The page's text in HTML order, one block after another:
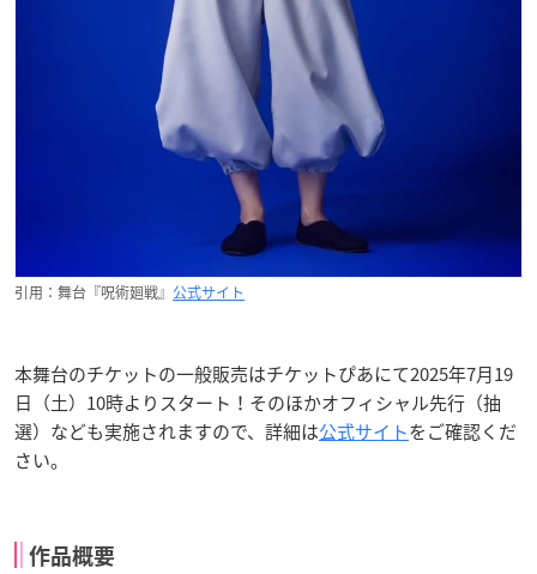
引用：舞台『呪術廻戦』 公式サイト
本舞台のチケットの一般販売はチケットぴあにて2025年7月19
日（土）10時よりスタート！そのほかオフィシャル先行（抽
選）なども実施されますので、詳細は公式サイトをご確認くだ
さい。
作品概要